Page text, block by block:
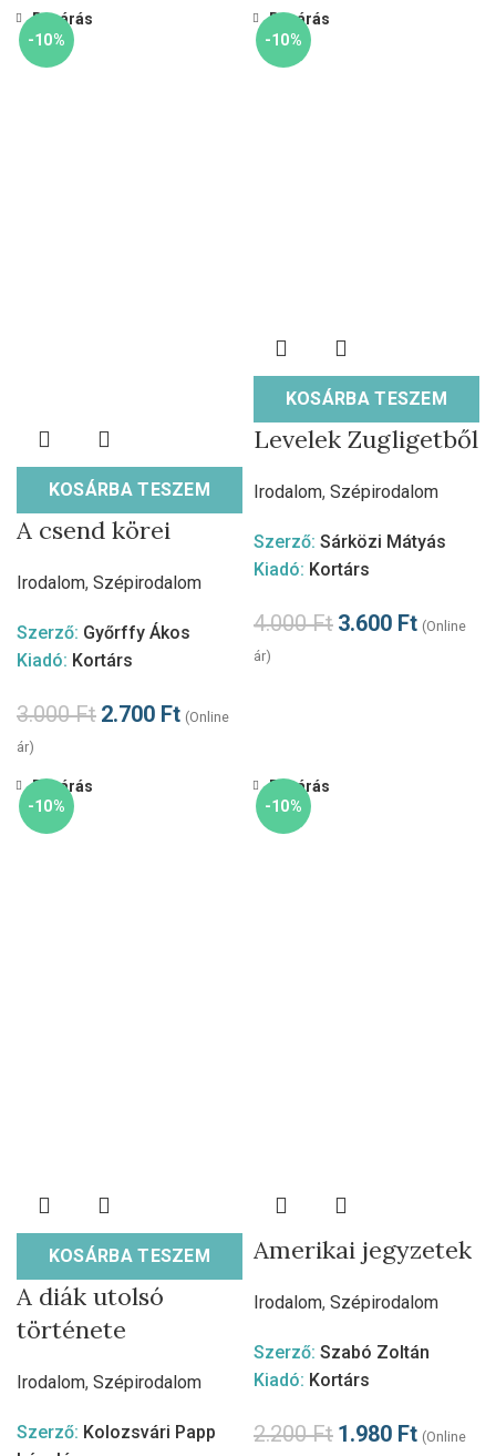
-10%
KOSÁRBA TESZEM
Bezárás
A csend körei
Irodalom, Szépirodalom
Szerző: Győrffy Ákos
Kiadó: Kortárs
3.000Ft 2.700 Ft (Online
ár)
-10%
KOSÁRBA TESZEM
Bezárás
Levelek Zugligetből
Irodalom, Szépirodalom
Szerző: Sárközi Mátyás
Kiadó: Kortárs
4.000Ft 3.600 Ft (Online
ár)
-10%
KOSÁRBA TESZEM
Bezárás
A diák utolsó
története
Irodalom, Szépirodalom
Szerző: Kolozsvári Papp
-10%
Bezárás
Amerikai jegyzetek
Irodalom, Szépirodalom
Szerző: Szabó Zoltán
Kiadó: Kortárs
2.200Ft 1.980 Ft (Online